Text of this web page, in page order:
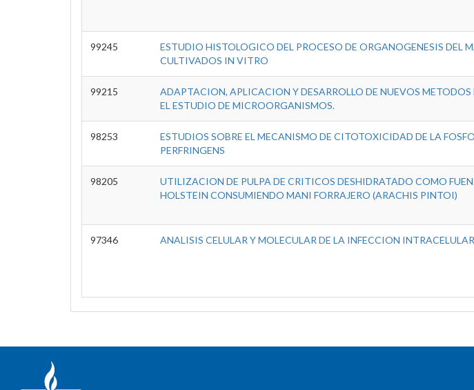
99245
ESTUDIO HISTOLOGICO DEL PROCESO DE ORGANOGENESIS DEL
CULTIVADOS IN VITRO
99215
ADAPTACION, APLICACION Y DESARROLLO DE NUEVOS
EL ESTUDIO DE MICROORGANISMOS.
98253
ESTUDIOS SOBRE EL MECANISMO DE CITOTOXICIDAD DE LA
PERFRINGENS
98205
UTILIZACION DE PULPA DE CRITICOS DESHIDRATADO COMO
HOLSTEIN CONSUMIENDO MANI FORRAJERO (ARACHIS PINTOI)
97346 ANALISIS CELULAR Y MOLECULAR DE LA INFECCION